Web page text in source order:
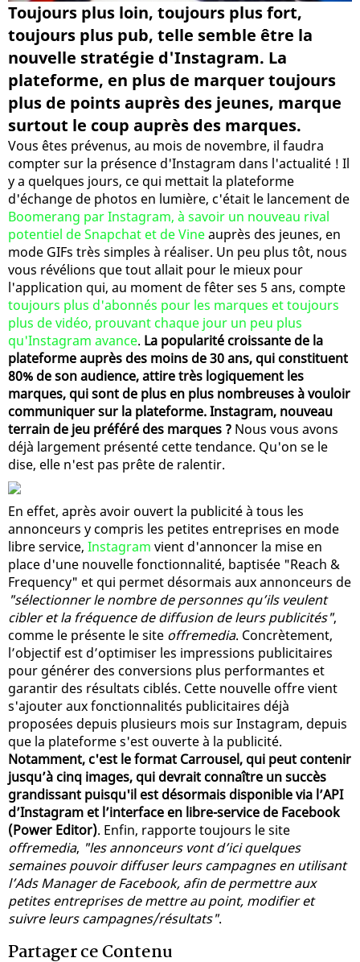
Toujours plus loin, toujours plus fort,
toujours plus pub, telle semble être la
nouvelle stratégie d'Instagram. La
plateforme, en plus de marquer toujours
plus de points auprès des jeunes, marque
surtout le coup auprès des marques.
Vous êtes prévenus, au mois de novembre, il faudra
compter sur la présence d'Instagram dans l'actualité ! Il
y a quelques jours, ce qui mettait la plateforme
d'échange de photos en lumière, c'était le lancement de
Boomerang par Instagram, à savoir un nouveau rival
potentiel de Snapchat et de Vineauprès des jeunes, en
mode GIFs très simples à réaliser. Un peu plus tôt, nous
vous révélions que tout allait pour le mieux pour
l'application qui, au moment de fêter ses 5 ans, compte
toujours plus d'abonnés pour les marques et toujours
plus de vidéo, prouvant chaque jour un peu plus
qu'Instagram avance. La popularité croissante de la
plateforme auprès des moins de 30 ans, qui constituent
80% de son audience, attire très logiquement les
marques, qui sont de plus en plus nombreuses à vouloir
communiquer sur la plateforme. Instagram, nouveau
terrain de jeu préféré des marques ? Nous vous avons
déjà largement présenté cette tendance. Qu'on se le
dise, elle n'est pas prête de ralentir.
En effet, après avoir ouvert la publicité à tous les
annonceurs y compris les petites entreprises en mode
libre service, Instagram vient d'annoncer la mise en
place d'une nouvelle fonctionnalité, baptisée "Reach &
Frequency" et qui permet désormais aux annonceurs de
"sélectionner le nombre de personnes qu’ils veulent
cibler et la fréquence de diffusion de leurs publicités",
comme le présente le site offremedia. Concrètement,
l’objectif est d’optimiser les impressions publicitaires
pour générer des conversions plus performantes et
garantir des résultats ciblés. Cette nouvelle offre vient
s'ajouter aux fonctionnalités publicitaires déjà
proposées depuis plusieurs mois sur Instagram, depuis
que la plateforme s'est ouverte à la publicité.
Notamment, c'est le format Carrousel, qui peut contenir
jusqu’à cinq images, qui devrait connaître un succès
grandissant puisqu'il est désormais disponible via l’API
d’Instagram et l’interface en libre-service de Facebook
(Power Editor). Enfin, rapporte toujours le site
offremedia, "les annonceurs vont d’ici quelques
semaines pouvoir diffuser leurs campagnes en utilisant
l’Ads Manager de Facebook, afin de permettre aux
petites entreprises de mettre au point, modifier et
suivre leurs campagnes/résultats".
Partager ce Contenu